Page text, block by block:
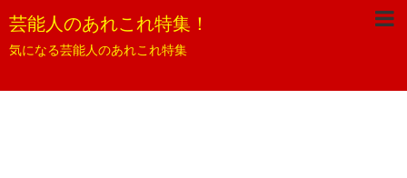
芸能人のあれこれ特集！
気になる芸能人のあれこれ特集